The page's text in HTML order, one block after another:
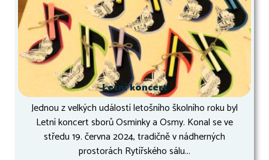
Letní koncert
Jednou z velkých událostí letošního školního roku byl
Letní koncert sborů Osminky a Osmy. Konal se ve
středu 19. června 2024, tradičně v nádherných
prostorách Rytířského sálu...